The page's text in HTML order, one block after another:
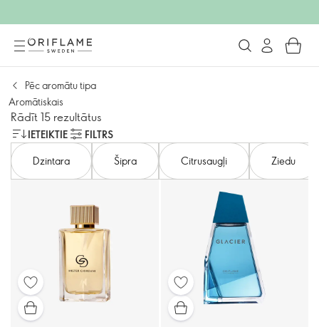
Pēc aromātu tipa
Aromātiskais
Rādīt 15 rezultātus
IETEIKTIE
FILTRS
Dzintara
Šipra Citrusaugļi Ziedu